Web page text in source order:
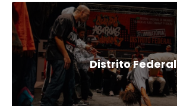
Distrito Federal